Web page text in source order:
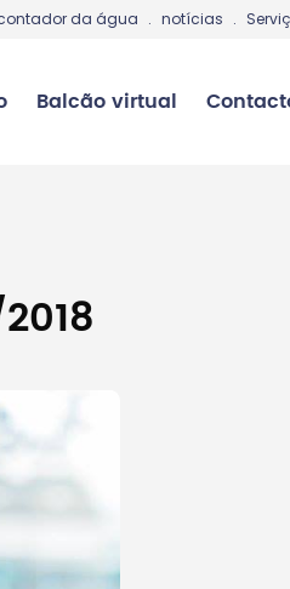
da água . notícias .
Balcão virtual